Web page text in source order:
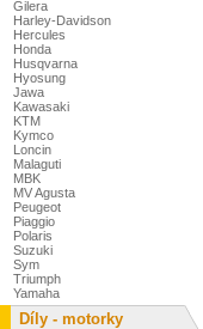
Gilera
Harley-Davidson
Hercules
Honda
Husqvarna
Hyosung
Jawa
Kawasaki
KTM
Kymco
Loncin
Malaguti
MBK
MV Agusta
Peugeot
Piaggio
Polaris
Suzuki
Sym
Triumph
Yamaha
Díly - motorky